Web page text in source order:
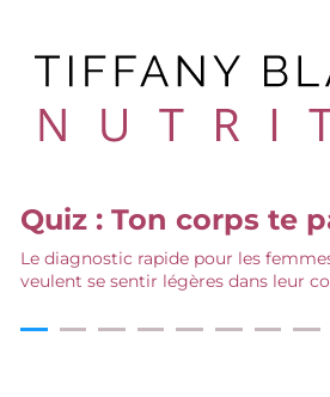
Quiz : Ton corps te
Le diagnostic rapide pour les
veulent se sentir légères dans leur